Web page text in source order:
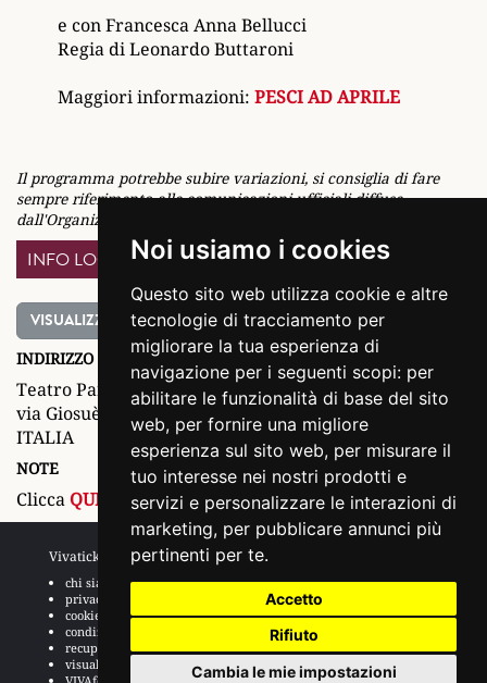
Noi usiamo i cookies
Questo sito web utilizza cookie e altre
tecnologie di tracciamento per
migliorare la tua esperienza di
navigazione per i seguenti scopi: per
abilitare le funzionalità di base del sito
web, per fornire una migliore
esperienza sul sito web, per misurare il
tuo interesse nei nostri prodotti e
servizi e personalizzare le interazioni di
marketing, per pubblicare annunci più
pertinenti per te.
Accetto
Rifiuto
Cambia le mie impostazioni
e con Francesca Anna Bellucci
Regia di Leonardo Buttaroni
Maggiori informazioni: PESCI AD APRILE
Il programma potrebbe subire variazioni, si consiglia di fare
sempre riferimento alle comunicazioni ufficiali diffuse
dall'Organizzatore
INFO LOCATION
VISUALIZZA MAPPA
INDIRIZZO
Teatro Parioli Costanzo
via Giosuè Borsi, 20 ROMA (RM)
ITALIA
NOTE
Clicca QUI per consultare ilregolamentodel Teatro.
Vivaticket
chi siamo
privacy
cookie
condizioni generali
recupero prenotazioni
visualizza ricevuta
Aiuto e Assistenza
guida al servizio
domande frequenti
modalità di pagamento
assistenza
odr
fatturazione elettronica